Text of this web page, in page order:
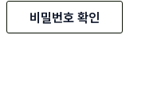
비밀번호 확인